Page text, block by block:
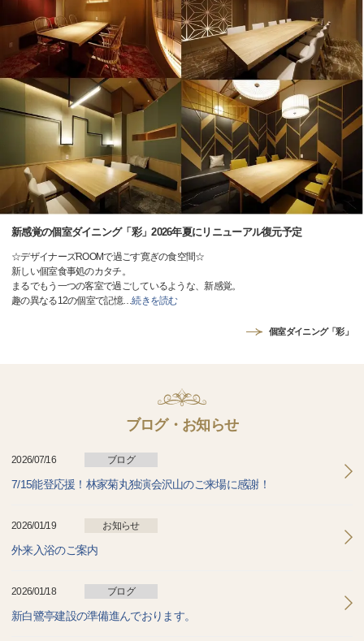
新感覚の個室ダイニング「彩」2026年夏にリニューアル復元予定
☆デザイナーズROOMで過ごす寛ぎの食空間☆
新しい個室食事処のカタチ。
まるでもう一つの客室で過ごしているような、新感覚。
趣の異なる12の個室で記憶…続きを読む
個室ダイニング「彩」
ブログ・お知らせ
2026/07/16 ブログ
7/15能登応援！林家菊丸独演会沢山のご来場に感謝！
2026/01/19 お知らせ
外来入浴のご案内
2026/01/18 ブログ
新白鷺亭建設の準備進んでおります。